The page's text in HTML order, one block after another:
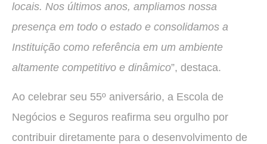
locais. Nos últimos anos, ampliamos nossa
presença em todo o estado e consolidamos a
Instituição como referência em um ambiente
altamente competitivo e dinâmico”, destaca.
Ao celebrar seu 55º aniversário, a Escola de
Negócios e Seguros reafirma seu orgulho por
contribuir diretamente para o desenvolvimento de